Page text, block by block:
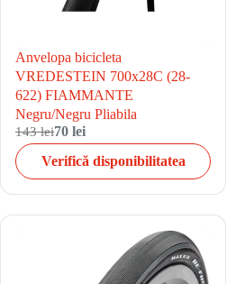
Anvelopa bicicleta
VREDESTEIN 700x28C (28-
622) FIAMMANTE
Negru/Negru Pliabila
143 lei70 lei
Verifică disponibilitatea